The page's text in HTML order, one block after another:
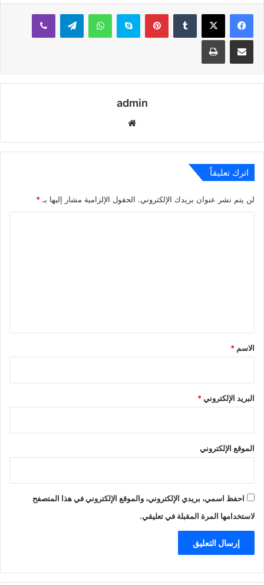
بينتيريستسكايب واتساب تيلقرام ڤايبر
مشاركة عبر البريد طباعة
admin
اترك تعليقاً
لن يتم نشر عنوان بريدك الإلكتروني. الحقول الإلزامية مشار إليها بـ *
*
الاسم *
البريد الإلكتروني*
الموقع الإلكتروني
احفظ اسمي، بريدي الإلكتروني، والموقع الإلكتروني في هذا المتصفح
لاستخدامها المرة المقبلة في تعليقي.